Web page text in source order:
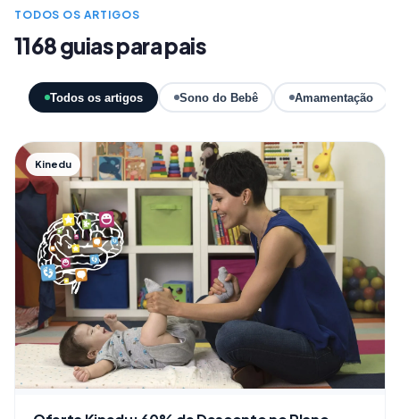
TODOS OS ARTIGOS
1168 guias para pais
Todos os artigos Sono do Bebê Amamentação
Kinedu